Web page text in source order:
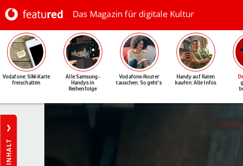
Das Magazin für digitale Kultur
Vodafone: SIM-Karte
freischalten
Alle Samsung-
Handys in
Reihenfolge
Vodafone-Router
tauschen: So geht's
Handy auf Raten
kaufen: Alle Infos
INHALT